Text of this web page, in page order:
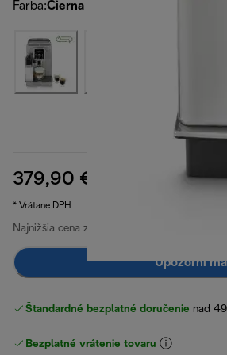
Farba:Čierna
379,90 € pôvodná
(-34 %)
* Vrátane DPH
Najnižšia cena za posledných 30 dní
Upozorni ma
Štandardné bezplatné doručenie nad
Bezplatné vrátenie tovaru